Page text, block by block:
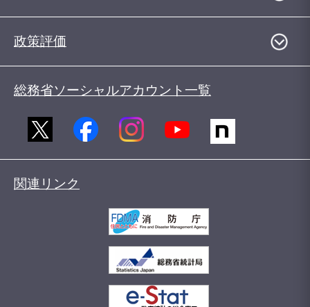
政策評価
総務省ソーシャルアカウント一覧
関連リンク